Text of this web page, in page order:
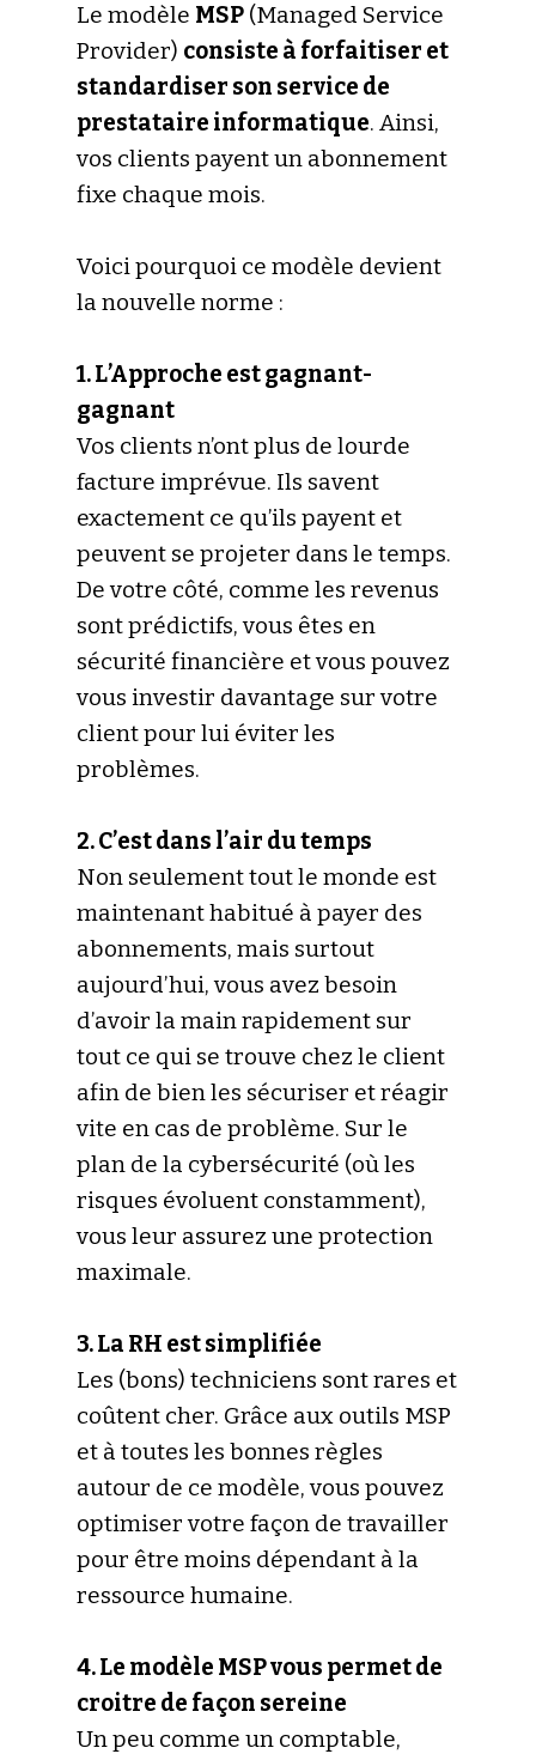
Le modèle MSP (Managed Service
Provider) consiste à forfaitiser et
standardiser son service de
prestataire informatique. Ainsi,
vos clients payent un abonnement
fixe chaque mois.
Voici pourquoi ce modèle devient
la nouvelle norme :
1. L’Approche est gagnant-
gagnant
Vos clients n’ont plus de lourde
facture imprévue. Ils savent
exactement ce qu’ils payent et
peuvent se projeter dans le temps.
De votre côté, comme les revenus
sont prédictifs, vous êtes en
sécurité financière et vous pouvez
vous investir davantage sur votre
client pour lui éviter les
problèmes.
2. C’est dans l’air du temps
Non seulement tout le monde est
maintenant habitué à payer des
abonnements, mais surtout
aujourd’hui, vous avez besoin
d’avoir la main rapidement sur
tout ce qui se trouve chez le client
afin de bien les sécuriser et réagir
vite en cas de problème. Sur le
plan de la cybersécurité (où les
risques évoluent constamment),
vous leur assurez une protection
maximale.
3. La RH est simplifiée
Les (bons) techniciens sont rares et
coûtent cher. Grâce aux outils MSP
et à toutes les bonnes règles
autour de ce modèle, vous pouvez
optimiser votre façon de travailler
pour être moins dépendant à la
ressource humaine.
4. Le modèle MSP vous permet de
croitre de façon sereine
Un peu comme un comptable,